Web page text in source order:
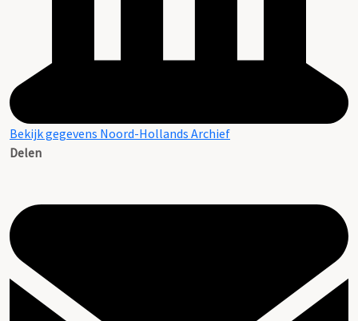
Bekijk gegevens Noord-Hollands Archief
Delen